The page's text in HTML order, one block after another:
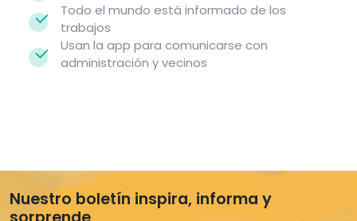
Todo el mundo está informado de los
trabajos
Usan la app para comunicarse con
administración y vecinos
Nuestro boletín inspira, informa y